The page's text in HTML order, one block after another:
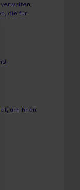
die für
um Ihnen